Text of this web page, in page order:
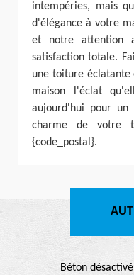
intempéries, mais
d'élégance à votre
et notre attention
satisfaction totale.
une toiture éclatante
maison l'éclat
aujourd'hui pour un
charme de votre
{code_postal}.
Béton